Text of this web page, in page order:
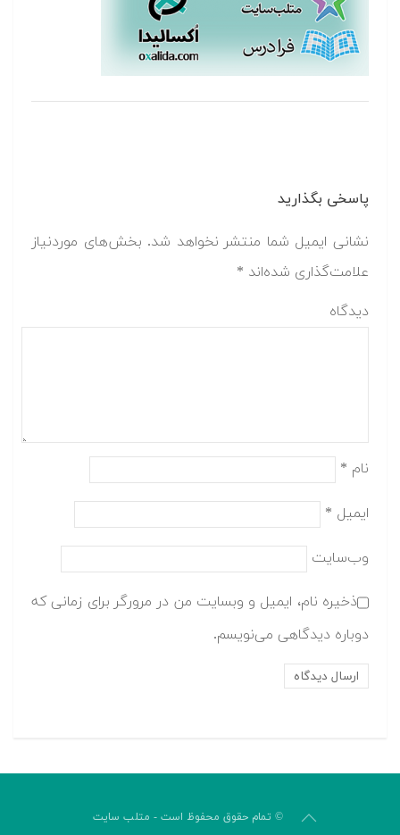
پاسخی بگذارید
نشانی ایمیل شما منتشر نخواهد شد. بخش‌های موردنیاز
علامت‌گذاری شده‌اند *
دیدگاه
نام *
ایمیل *
وب‌سایت
ذخیره نام، ایمیل و وبسایت من در مرورگر برای زمانی که
دوباره دیدگاهی می‌نویسم.
© تمام حقوق محفوظ است - متلب سایت